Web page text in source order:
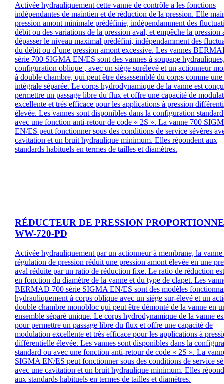
Activée hydrauliquement cette vanne de contrôle a les fonctions
indépendantes de maintien et de réduction de la pression. Elle
pression amont minimale prédéfinie, indépendamment des
débit ou des variations de la pression aval, et empêche la pression
dépasser le niveau maximal prédéfini, indépendamment des
du débit ou d’une pression amont excessive. Les vannes
série 700 SIGMA EN/ES sont des vannes à soupape
configuration oblique , avec un siège surélevé et un actionneur
à double chambre, qui peut être désassemblé du corps comme
intégrale séparée. Le corps hydrodynamique de la vanne est
permettre un passage libre du flux et offre une capacité de
excellente et très efficace pour les applications à pression
élevée. Les vannes sont disponibles dans la configuration
avec une fonction anti-retour de code « 2S ». La vanne 700
EN/ES peut fonctionner sous des conditions de service sévères
cavitation et un bruit hydraulique minimum. Elles répondent aux
standards habituels en termes de tailles et diamètres.
RÉDUCTEUR DE PRESSION
WW-720-PD
Activée hydrauliquement par un actionneur à membrane, la vanne
régulation de pression réduit une pression amont élevée en une
aval réduite par un ratio de réduction fixe. Le ratio de réduction
en fonction du diamètre de la vanne et du type de clapet. Les
BERMAD 700 série SIGMA EN/ES sont des modèles
hydrauliquement à corps oblique avec un siège sur-élevé et un
double chambre monobloc qui peut être démonté de la vanne en
ensemble séparé unique. Le corps hydrodynamique de la vanne
pour permettre un passage libre du flux et offre une capacité de
modulation excellente et très efficace pour les applications à
différentielle élevée. Les vannes sont disponibles dans la
standard ou avec une fonction anti-retour de code « 2S ». La
SIGMA EN/ES peut fonctionner sous des conditions de service
avec une cavitation et un bruit hydraulique minimum. Elles
aux standards habituels en termes de tailles et diamètres.